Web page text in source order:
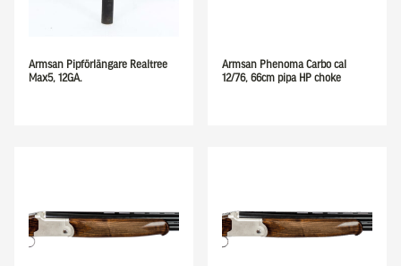
Armsan Pipförlängare Realtree
Max5, 12GA.
Armsan Phenoma Carbo cal
12/76, 66cm pipa HP choke